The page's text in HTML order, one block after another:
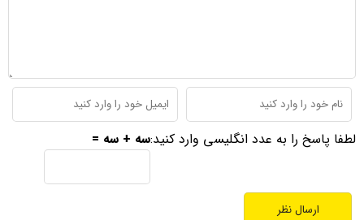
لطفا پاسخ را به عدد انگلیسی وارد کنید:سه + سه =